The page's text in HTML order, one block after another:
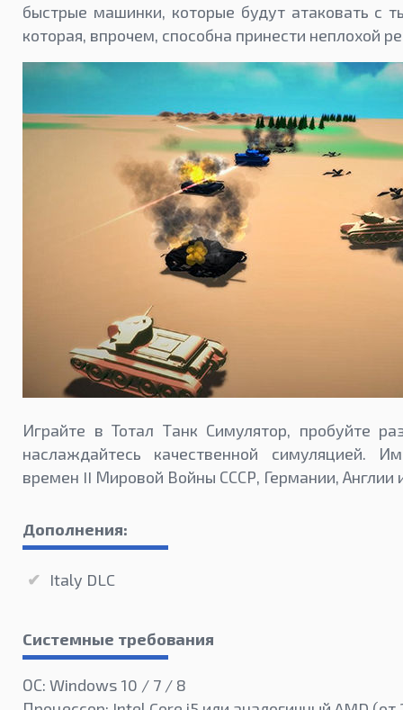
быстрые машинки, которые будут атаковать с
которая, впрочем, способна принести неплохой
Играйте в Тотал Танк Симулятор, пробуйте
наслаждайтесь качественной симуляцией.
времен II Мировой Войны СССР, Германии, Англии
Дополнения:
Italy DLC
Системные требования
ОС: Windows 10 / 7 / 8